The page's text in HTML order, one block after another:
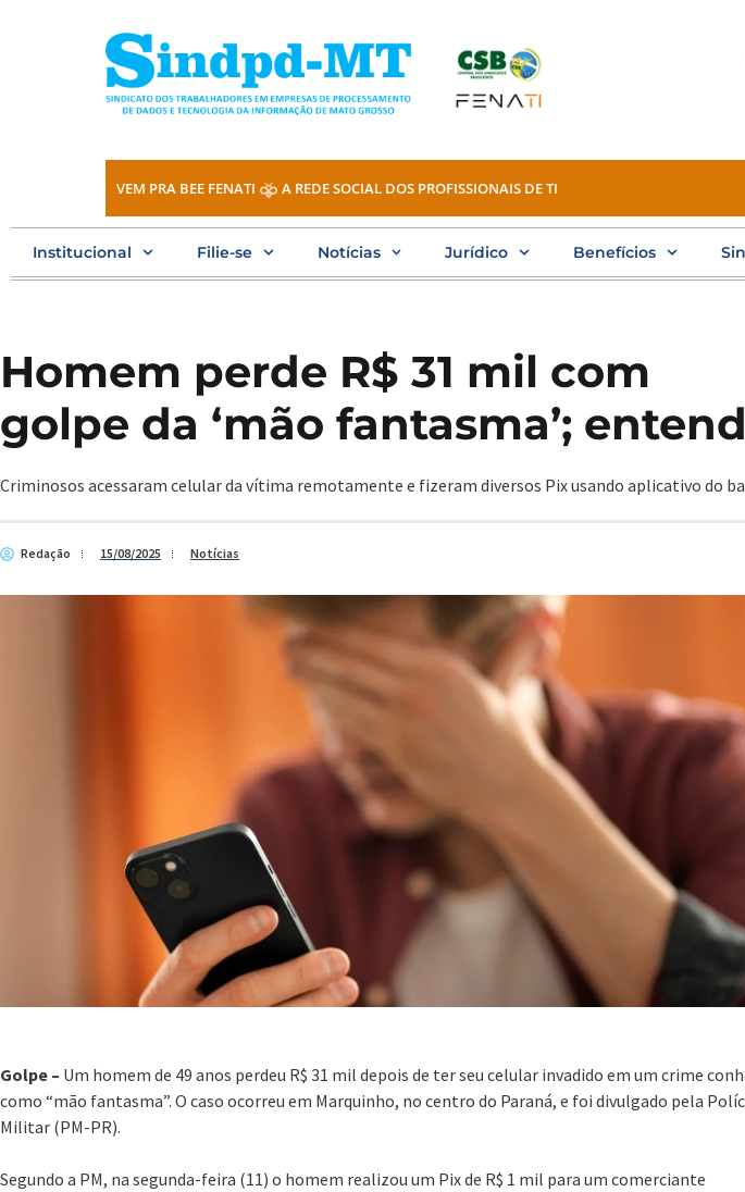
VEM PRA BEE FENATI A REDE SOCIAL DOS PROFISSIONAIS DE TI
Institucional Filie-se Notícias Jurídico Benefícios
Homem perde R$ 31 mil com
golpe da ‘mão fantasma’;
Criminosos acessaram celular da vítima remotamente e fizeram diversos Pix usando aplicativo do
Redação 15/08/2025 Notícias
Golpe – Um homem de 49 anos perdeu R$ 31 mil depois de ter seu celular invadido em um crime
como “mão fantasma”. O caso ocorreu em Marquinho, no centro do Paraná, e foi divulgado pela
Militar (PM-PR).
Segundo a PM, na segunda-feira (11) o homem realizou um Pix de R$ 1 mil para um comerciante